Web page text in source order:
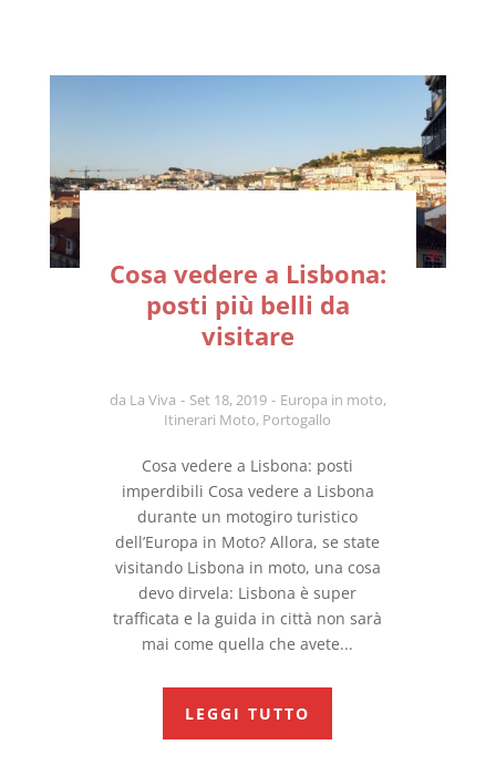
Cosa vedere a Lisbona:
posti più belli da
visitare
da La Viva Set 18, 2019 Europa in moto,
Itinerari Moto, Portogallo
Cosa vedere a Lisbona: posti
imperdibili Cosa vedere a Lisbona
durante un motogiro turistico
dell’Europa in Moto? Allora, se state
visitando Lisbona in moto, una cosa
devo dirvela: Lisbona è super
trafficata e la guida in città non sarà
mai come quella che avete...
LEGGI TUTTO